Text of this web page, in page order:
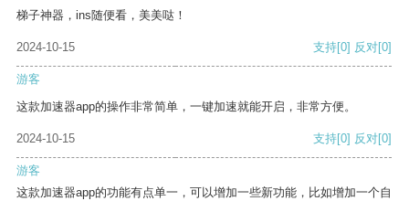
梯子神器，ins随便看，美美哒！
2024-10-15 支持[0] 反对[0]
游客
这款加速器app的操作非常简单，一键加速就能开启，非常方便。
2024-10-15 支持[0] 反对[0]
游客
这款加速器app的功能有点单一，可以增加一些新功能，比如增加一个自